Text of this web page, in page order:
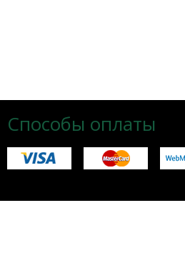
Способы оплаты